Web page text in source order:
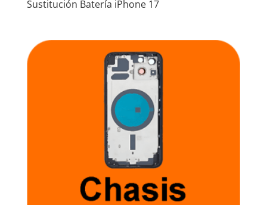
Sustitución Batería iPhone 17